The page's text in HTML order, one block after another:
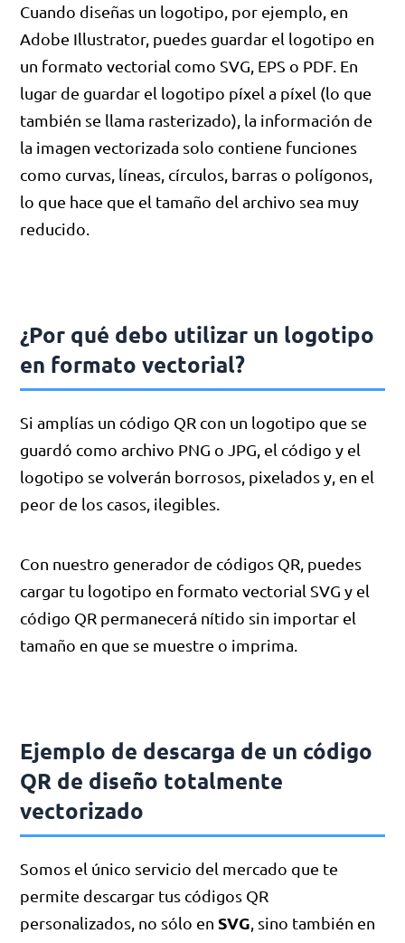
Cuando diseñas un logotipo, por ejemplo, en
Adobe Illustrator, puedes guardar el logotipo en
un formato vectorial como SVG, EPS o PDF. En
lugar de guardar el logotipo píxel a píxel (lo que
también se llama rasterizado), la información de
la imagen vectorizada solo contiene funciones
como curvas, líneas, círculos, barras o polígonos,
lo que hace que el tamaño del archivo sea muy
reducido.
¿Por qué debo utilizar un logotipo
en formato vectorial?
Si amplías un código QR con un logotipo que se
guardó como archivo PNG o JPG, el código y el
logotipo se volverán borrosos, pixelados y, en el
peor de los casos, ilegibles.
Con nuestro generador de códigos QR, puedes
cargar tu logotipo en formato vectorial SVG y el
código QR permanecerá nítido sin importar el
tamaño en que se muestre o imprima.
Ejemplo de descarga de un código
QR de diseño totalmente
vectorizado
Somos el único servicio del mercado que te
permite descargar tus códigos QR
personalizados, no sólo enSVG , sino también en